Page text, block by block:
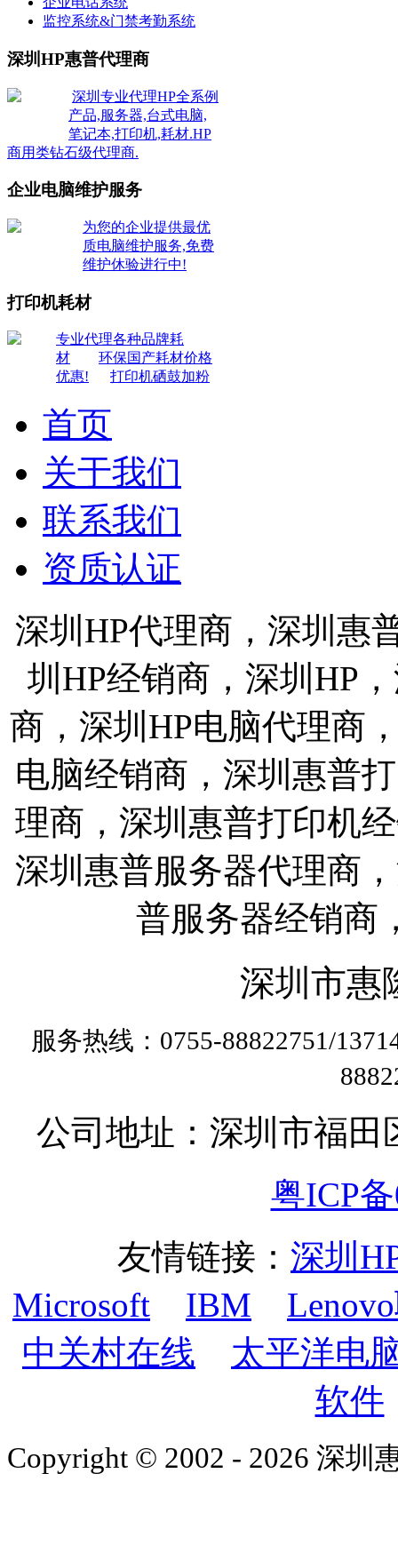
监控系统&门禁考勤系统
深圳HP惠普代理商
深圳专业代理HP全系例
产品,服务器,台式电脑,
笔记本,打印机,耗材.HP
商用类钻石级代理商.
企业电脑维护服务
为您的企业提供最优
质电脑维护服务,免费
维护休验进行中!
打印机耗材
专业代理各种品牌耗
材
环保国产耗材价格
优惠!
打印机硒鼓加粉
首页
关于我们
联系我们
资质认证
深圳HP代理商，深圳惠
圳HP经销商，深圳HP
商，深圳HP电脑代理商
电脑经销商，深圳惠普
理商，深圳惠普打印机
深圳惠普服务器代理商
普服务器经销商
深圳市惠
服务热线：0755-88822751/
公司地址：深圳市福田
粤ICP
友情链接： 深圳
Microsoft
IBM
中关村在线
太平洋电
软件
Copyright © 2002 - 2026 深圳